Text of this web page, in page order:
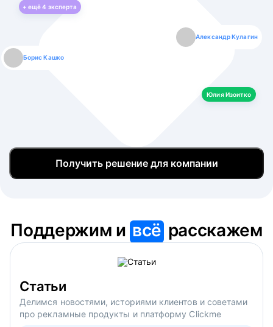
+ ещё4 эксперта
Борис Кашко
Александр Кулагин
Юлия Изоитко
Юлия Изоитко
Даниил Макаров
Александр Кулагин
Екатерина Лазаренко
Даниил Макаров
Борис Кашко
Екатерина Лазаренко
Юлия Изоитко
Получить решение для компании
Поддержим ивсё расскажем
Статьи
Делимся новостями, историями клиентов и советами
про рекламные продукты и платформу Clickme